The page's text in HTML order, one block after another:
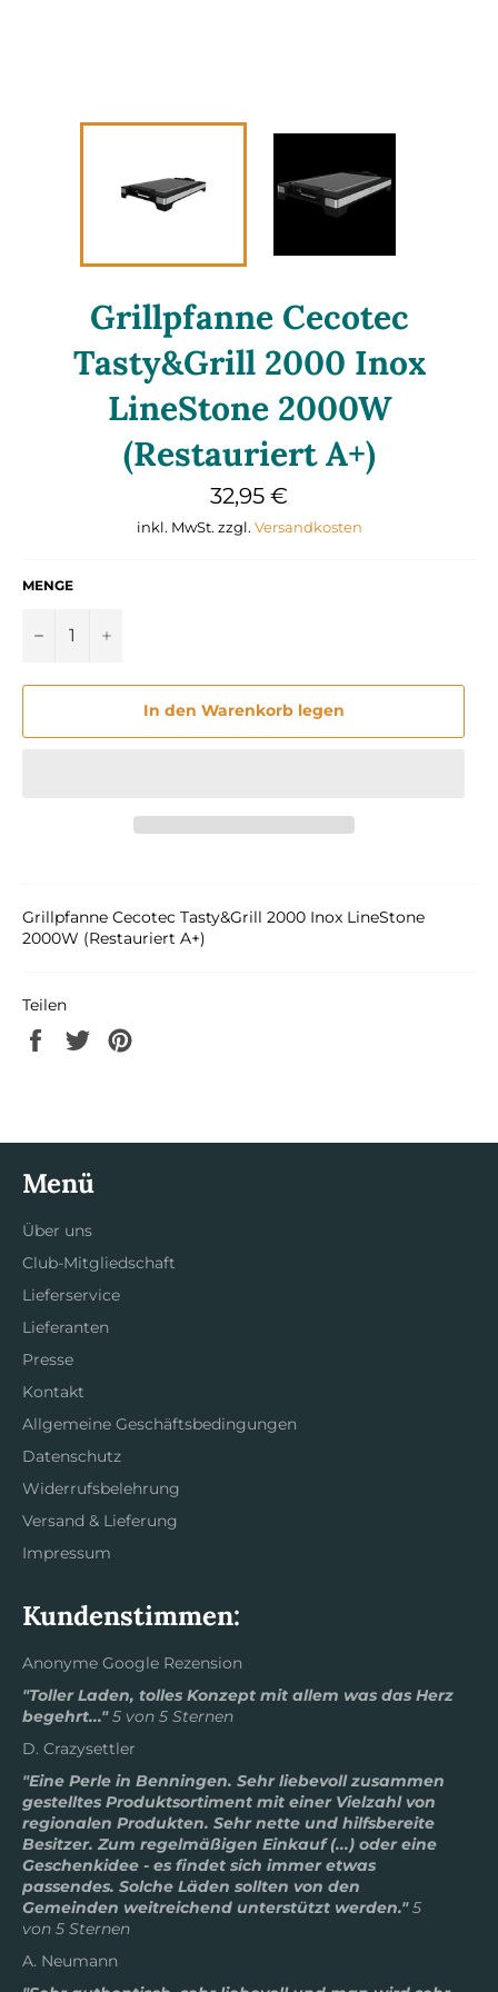
Grillpfanne Cecotec
Tasty&Grill 2000 Inox
LineStone 2000W
(Restauriert A+)
Normaler
Preis
32,95 €
inkl. MwSt. zzgl. Versandkosten
MENGE
− +
In den Warenkorb legen
Grillpfanne Cecotec Tasty&Grill 2000 Inox LineStone
2000W (Restauriert A+)
Teilen
Auf
Facebook
Auf
Twitter
Menü
Über uns
Club-Mitgliedschaft
Lieferservice
Lieferanten
Presse
Kontakt
Allgemeine Geschäftsbedingungen
Datenschutz
Widerrufsbelehrung
Versand & Lieferung
Impressum
Kundenstimmen:
Anonyme Google Rezension
"Toller Laden, tolles Konzept mit allem was das Herz
begehrt..."5 von 5 Sternen
D. Crazysettler
"Eine Perle in Benningen. Sehr liebevoll zusammen
gestelltes Produktsortiment mit einer Vielzahl von
regionalen Produkten. Sehr nette und hilfsbereite
Besitzer. Zum regelmäßigen Einkauf (...) oder eine
Geschenkidee - es findet sich immer etwas
passendes. Solche Läden sollten von den
Gemeinden weitreichend unterstützt werden."5
von 5 Sternen
A. Neumann